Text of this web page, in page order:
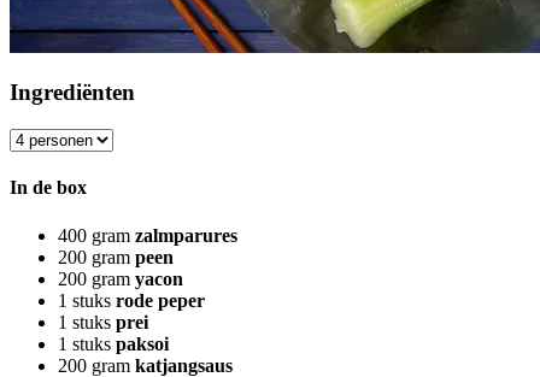
Ingrediënten
In de box
400 gram zalmparures
200 gram peen
200 gram yacon
1 stuks rode peper
1 stuks prei
1 stuks paksoi
200 gram katjangsaus